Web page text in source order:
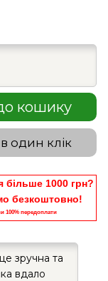
кошику
один клік
більше 1000 грн?
безкоштовно!
100% передоплати
зручна та
вдало